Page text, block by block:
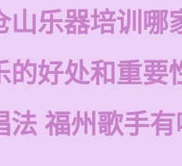
山乐器培训哪
的好处和重要
法 福州歌手